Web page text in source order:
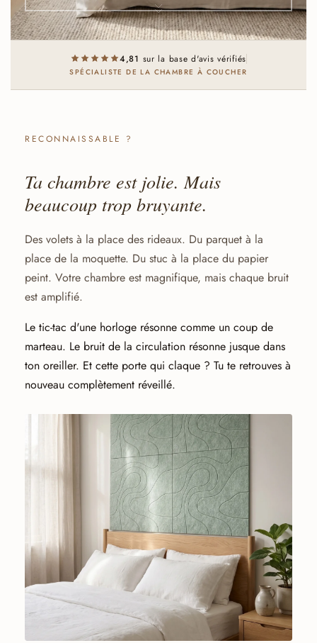
4,81 sur la base d'avis vérifiés
SPÉCIALISTE DE LA CHAMBRE À COUCHER
RECONNAISSABLE ?
Ta chambre est jolie. Mais
beaucoup trop bruyante.
Des volets à la place des rideaux. Du parquet à la
place de la moquette. Du stuc à la place du papier
peint. Votre chambre est magnifique, mais chaque bruit
est amplifié.
Le tic-tac d'une horloge résonne comme un coup de
marteau. Le bruit de la circulation résonne jusque dans
ton oreiller. Et cette porte qui claque ? Tu te retrouves à
nouveau complètement réveillé.